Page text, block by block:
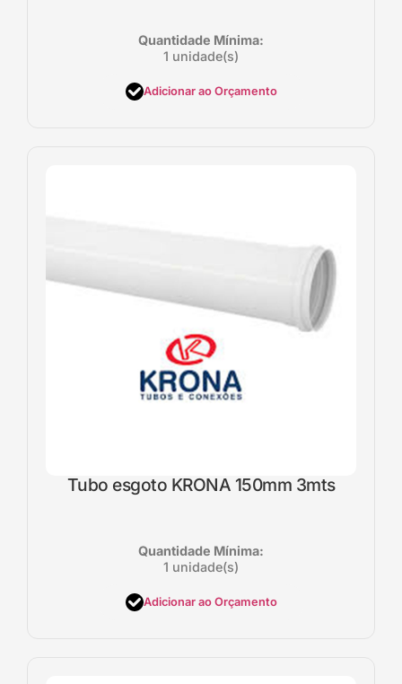
Quantidade Mínima:
1 unidade(s)
Adicionar ao Orçamento
Tubo esgoto KRONA 150mm 3mts
Quantidade Mínima:
1 unidade(s)
Adicionar ao Orçamento